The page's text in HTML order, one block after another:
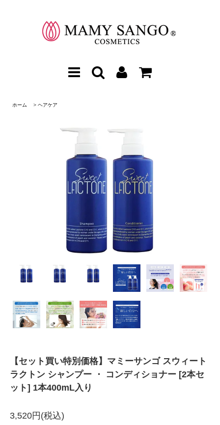
ホーム > ヘアケア
【セット買い特別価格】マミーサンゴ スウィート
ラクトン シャンプー ・ コンディショナー [2本セ
ット] 1本400mL入り
3,520円(税込)